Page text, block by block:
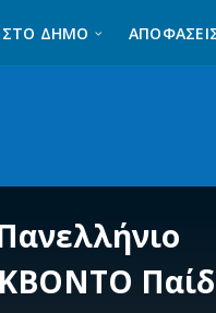
ΣΤΟ ΔΉΜΟ